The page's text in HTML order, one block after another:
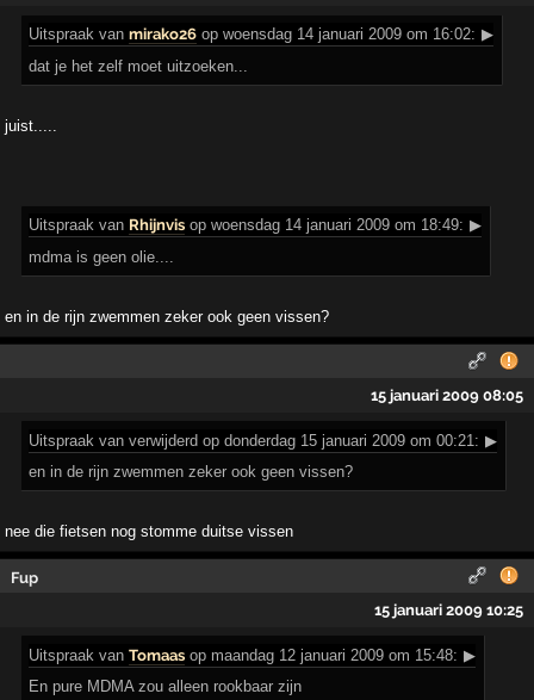
Uitspraak vanmirako26 op woensdag 14 januari 2009 om 16:02: ▶
dat je het zelf moet uitzoeken...
juist.....
Uitspraak van Rhijnvis op woensdag 14 januari 2009 om 18:49: ▶
mdma is geen olie....
en in de rijn zwemmen zeker ook geen vissen?
15 januari 2009 08:05
Uitspraak van verwijderd op donderdag 15 januari 2009 om 00:21: ▶
en in de rijn zwemmen zeker ook geen vissen?
nee die fietsen nog stomme duitse vissen
Fup
15 januari 2009 10:25
Uitspraak vanTomaas op maandag 12 januari 2009 om 15:48: ▶
En pure MDMA zou alleen rookbaar zijn